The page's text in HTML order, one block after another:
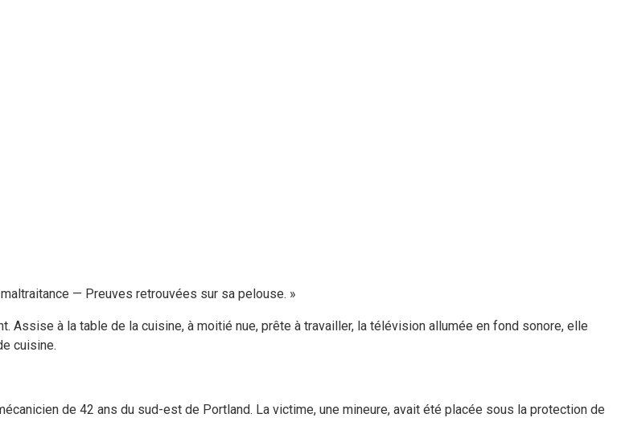
— Preuves retrouvées sur sa pelouse. »
à la table de la cuisine, à moitié nue, prête à travailler, la télévision allumée en fond sonore, elle
cuisine.
de 42 ans du sud-est de Portland. La victime, une mineure, avait été placée sous la protection de